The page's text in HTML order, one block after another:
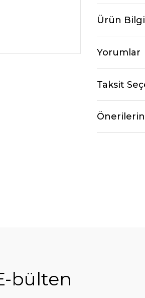
Ürün
Yorumlar
Taksit
bülten